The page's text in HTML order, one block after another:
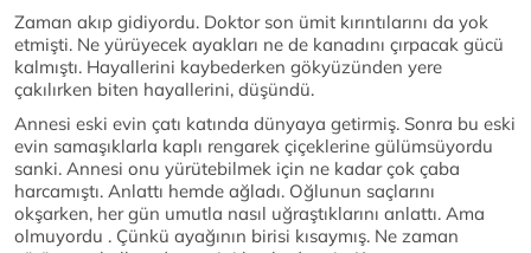
Zaman akıp gidiyordu. Doktor son ümit kırıntılarını da yok
etmişti. Ne yürüyecek ayakları ne de kanadını çırpacak gücü
kalmıştı. Hayallerini kaybederken gökyüzünden yere
çakılırken biten hayallerini, düşündü.
Annesi eski evin çatı katında dünyaya getirmiş. Sonra bu eski
evin samaşıklarla kaplı rengarek çiçeklerine gülümsüyordu
sanki. Annesi onu yürütebilmek için ne kadar çok çaba
harcamıştı. Anlattı hemde ağladı. Oğlunun saçlarını
okşarken, her gün umutla nasıl uğraştıklarını anlattı. Ama
olmuyordu . Çünkü ayağının birisi kısaymış. Ne zaman